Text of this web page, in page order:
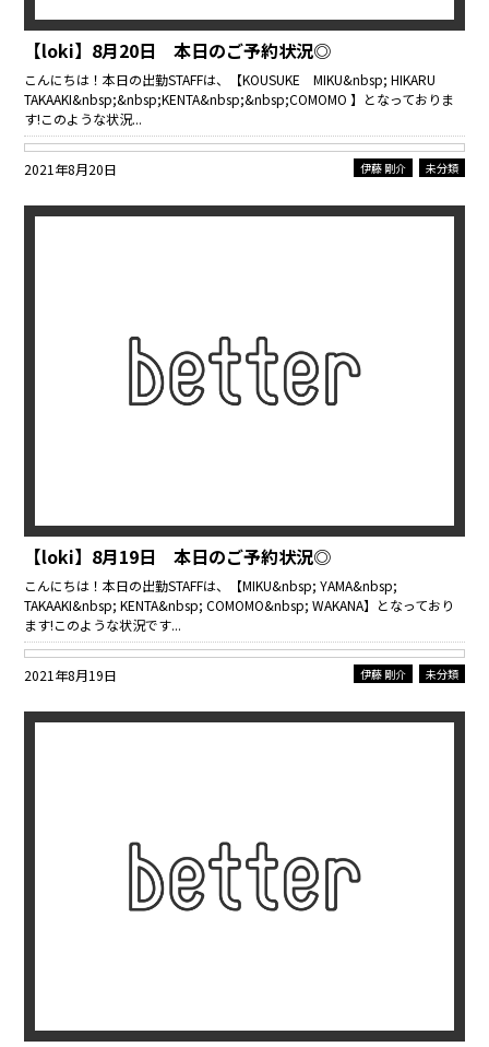
【loki】8月20日 本日のご予約状況◎
こんにちは！本日の出勤STAFFは、【KOUSUKE MIKU&nbsp; HIKARU
TAKAAKI&nbsp;&nbsp;KENTA&nbsp;&nbsp;COMOMO 】となっておりま
す!このような状況...
2021年8月20日 未分類
伊藤 剛介
【loki】8月19日 本日のご予約状況◎
こんにちは！本日の出勤STAFFは、【MIKU&nbsp; YAMA&nbsp;
TAKAAKI&nbsp; KENTA&nbsp; COMOMO&nbsp; WAKANA】となっており
ます!このような状況です...
2021年8月19日 未分類
伊藤 剛介